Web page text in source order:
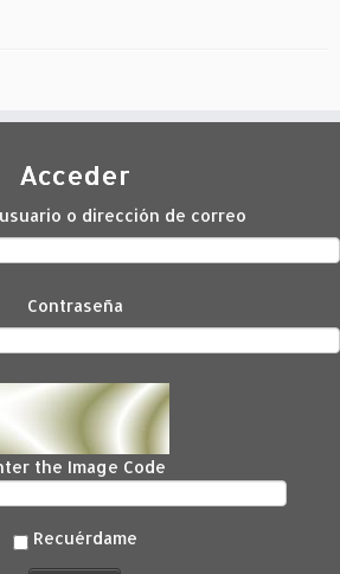
Acceder
o dirección de correo
Contraseña
the Image Code
Recuérdame